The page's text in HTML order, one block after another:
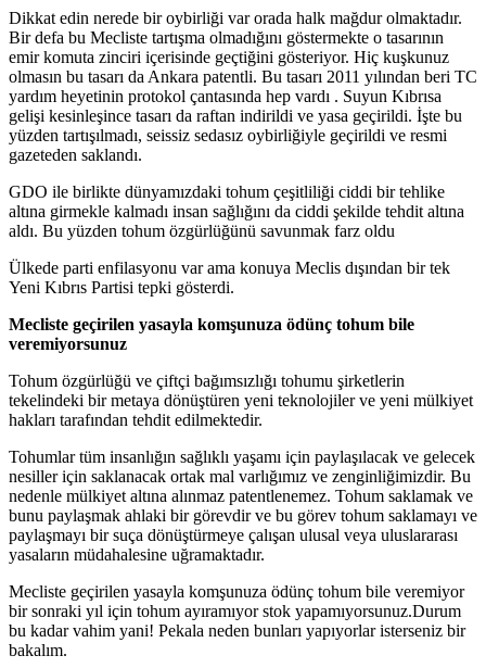
Dikkat edin nerede bir oybirliği var orada halk mağdur olmaktadır.
Bir defa bu Mecliste tartışma olmadığını göstermekte o tasarının
emir komuta zinciri içerisinde geçtiğini gösteriyor. Hiç kuşkunuz
olmasın bu tasarı da Ankara patentli. Bu tasarı 2011 yılından beri TC
yardım heyetinin protokol çantasında hep vardı . Suyun Kıbrısa
gelişi kesinleşince tasarı da raftan indirildi ve yasa geçirildi. İşte bu
yüzden tartışılmadı, seissiz sedasız oybirliğiyle geçirildi ve resmi
gazeteden saklandı.
GDO ile birlikte dünyamızdaki tohum çeşitliliği ciddi bir tehlike
altına girmekle kalmadı insan sağlığını da ciddi şekilde tehdit altına
aldı. Bu yüzden tohum özgürlüğünü savunmak farz oldu
Ülkede parti enfilasyonu var ama konuya Meclis dışından bir tek
Yeni Kıbrıs Partisi tepki gösterdi.
Mecliste geçirilen yasayla komşunuza ödünç tohum bile
veremiyorsunuz
Tohum özgürlüğü ve çiftçi bağımsızlığı tohumu şirketlerin
tekelindeki bir metaya dönüştüren yeni teknolojiler ve yeni mülkiyet
hakları tarafından tehdit edilmektedir.
Tohumlar tüm insanlığın sağlıklı yaşamı için paylaşılacak ve gelecek
nesiller için saklanacak ortak mal varlığımız ve zenginliğimizdir. Bu
nedenle mülkiyet altına alınmaz patentlenemez. Tohum saklamak ve
bunu paylaşmak ahlaki bir görevdir ve bu görev tohum saklamayı ve
paylaşmayı bir suça dönüştürmeye çalışan ulusal veya uluslararası
yasaların müdahalesine uğramaktadır.
Mecliste geçirilen yasayla komşunuza ödünç tohum bile veremiyor
bir sonraki yıl için tohum ayıramıyor stok yapamıyorsunuz.Durum
bu kadar vahim yani! Pekala neden bunları yapıyorlar isterseniz bir
bakalım.